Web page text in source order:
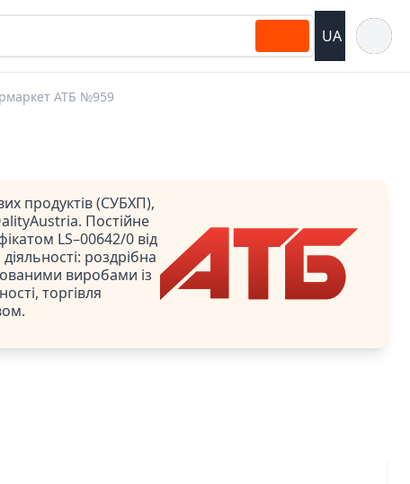
UA
АТБ №959
продуктів (СУБХП),
Постійне
LS–00642/0 від
роздрібна
виробами із
торгівля